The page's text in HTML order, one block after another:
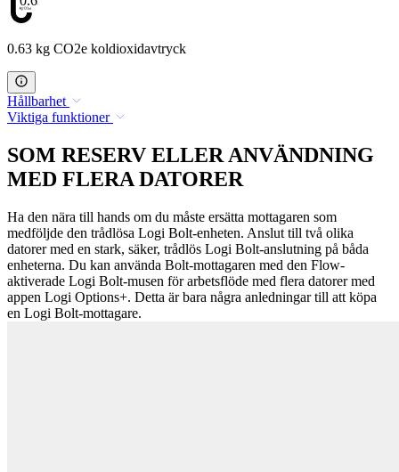
0.63 kg CO2e koldioxidavtryck
Hållbarhet
Viktiga funktioner
SOM RESERV ELLER ANVÄNDNING
MED FLERA DATORER
Ha den nära till hands om du måste ersätta mottagaren som
medföljde den trådlösa Logi Bolt-enheten. Anslut till två olika
datorer med en stark, säker, trådlös Logi Bolt-anslutning på båda
enheterna. Du kan använda Bolt-mottagaren med den Flow-
aktiverade Logi Bolt-musen för arbetsflöde med flera datorer med
appen Logi Options+. Detta är bara några anledningar till att köpa
en Logi Bolt-mottagare.